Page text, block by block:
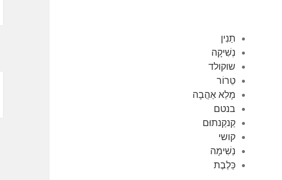
תַנִין
נְשִׁיקָה
שוקולד
טֵרוֹר
מָלֵא אַהֲבָה
בנטם
קַנקַנתוּם
קושי
נְשִׁימָה
כַּלֶבֶת